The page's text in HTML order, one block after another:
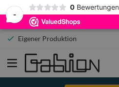
-
0 Bewertungen
Eigener Produktion